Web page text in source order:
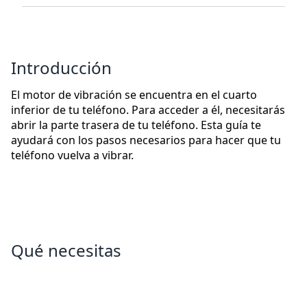
Introducción
El motor de vibración se encuentra en el cuarto
inferior de tu teléfono. Para acceder a él, necesitarás
abrir la parte trasera de tu teléfono. Esta guía te
ayudará con los pasos necesarios para hacer que tu
teléfono vuelva a vibrar.
Qué necesitas